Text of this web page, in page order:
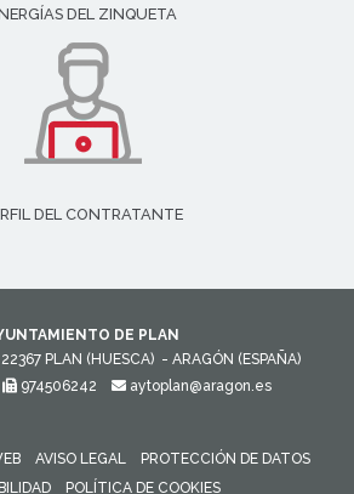
DEL ZINQUETA
DEL CONTRATANTE
DE PLAN
22367 PLAN (HUESCA) - ARAGÓN (ESPAÑA)
974506242 aytoplan@aragon.es
AVISO LEGAL
PROTECCIÓN DE DATOS
POLÍTICA DE COOKIES